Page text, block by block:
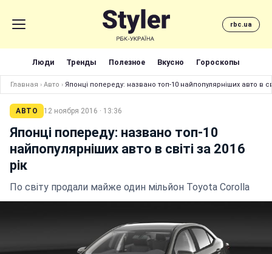
rbc.ua
Люди Тренды Полезное Вкусно Гороскопы
Главная › Авто › Японці попереду: названо топ-10 найпопулярніших авто в
АВТО 12 ноября 2016 · 13:36
Японці попереду: названо топ-10
найпопулярніших авто в світі за 2016
рік
По світу продали майже один мільйон Toyota Corolla